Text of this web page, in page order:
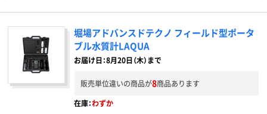
堀場アドバンスドテクノ フィールド型ポータ
ブル水質計LAQUA
お届け日：8月20日（木）まで
販売単位違いの商品が8商品あります
在庫：わずか